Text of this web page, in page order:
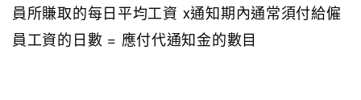
員所賺取的每日平均工資 x通知期內通常須付給僱
員工資的日數 = 應付代通知金的數目